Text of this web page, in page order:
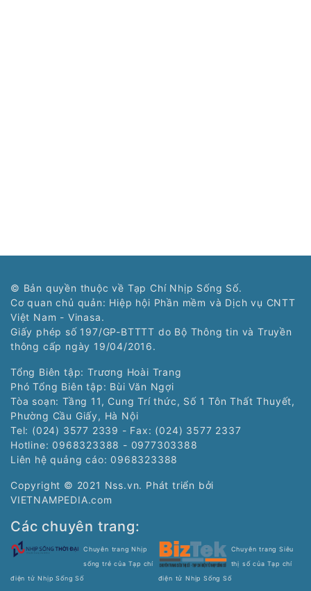
© Bản quyền thuộc về Tạp Chí Nhịp Sống Số.
Cơ quan chủ quản: Hiệp hội Phần mềm và Dịch vụ CNTT
Việt Nam - Vinasa.
Giấy phép số 197/GP-BTTTT do Bộ Thông tin và Truyền
thông cấp ngày 19/04/2016.
Tổng Biên tập: Trương Hoài Trang
Phó Tổng Biên tập: Bùi Văn Ngợi
Tòa soạn: Tầng 11, Cung Trí thức, Số 1 Tôn Thất Thuyết,
Phường Cầu Giấy, Hà Nội
Tel: (024) 3577 2339 - Fax: (024) 3577 2337
Hotline: 0968323388 - 0977303388
Liên hệ quảng cáo: 0968323388
Copyright © 2021 Nss.vn. Phát triển bởi
VIETNAMPEDIA.com
Các chuyên trang:
Chuyên trang Nhịp
sống trẻ của Tạp chí
điện tử Nhịp Sống Số
Chuyên trang Siêu
thị số của Tạp chí
điện tử Nhịp Sống Số